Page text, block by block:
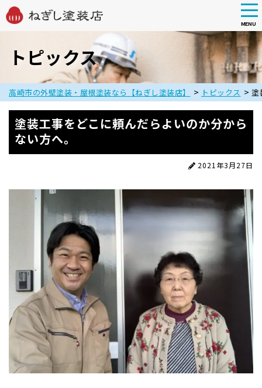
main
MENU
トピックス
高崎市の外壁塗装・屋根塗装なら【ねぎし塗装店】 > トピックス > 塗
塗装工事をどこに頼んだらよいのか分から
ない方へ。
2021年3月27日